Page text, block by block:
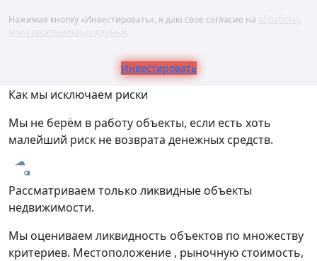
Нажимая кнопку «Инвестировать», я даю свое согласие на
.
Инвестировать
Как мы исключаем риски
Мы не берём в работу объекты, если есть хоть
малейший риск не возврата денежных средств.
Рассматриваем только ликвидные объекты
недвижимости.
Мы оцениваем ликвидность объектов по множеству
критериев. Местоположение , рыночную стоимость,